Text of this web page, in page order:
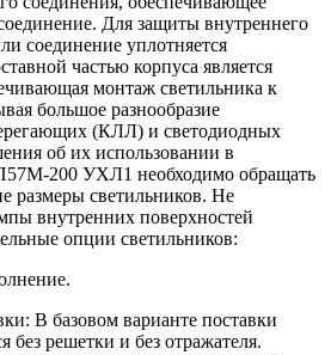
Для защиты внутреннего
соединение уплотняется
частью корпуса является
монтаж светильника к
большое разнообразие
(КЛЛ) и светодиодных
об их использовании в
200 УХЛ1 необходимо обращать
размеры светильников. Не
внутренних поверхностей
опции светильников:
В базовом варианте поставки
без решетки и без отражателя.